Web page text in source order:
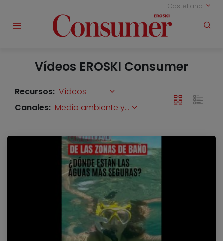
Castellano
Vídeos EROSKI Consumer
Recursos: Vídeos
Canales:
Medio ambiente y solidaridad